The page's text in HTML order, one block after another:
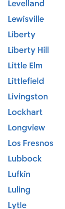
Levelland
Lewisville
Liberty
Liberty Hill
Little Elm
Littlefield
Livingston
Lockhart
Longview
Los Fresnos
Lubbock
Lufkin
Luling
Lytle